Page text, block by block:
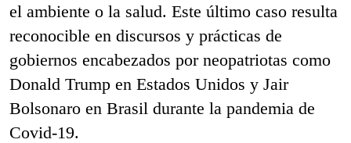
el ambiente o la salud. Este último caso resulta
reconocible en discursos y prácticas de
gobiernos encabezados por neopatriotas como
Donald Trump en Estados Unidos y Jair
Bolsonaro en Brasil durante la pandemia de
Covid-19.